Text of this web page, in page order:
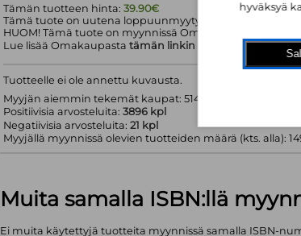
Tämän tuotteen hinta: 39.90€
Tämä tuote on uutena loppuunmyyty.
HUOM! Tämä tuote on myynnissä Omakaupassa
Lue lisää Omakaupasta tämän linkin
Tuotteelle ei ole annettu kuvausta.
Myyjän aiemmin tekemät kaupat: 5143 kpl
Positiivisia arvosteluita: 3896 kpl
Negatiivisia arvosteluita: 21 kpl
Myyjällä myynnissä olevien tuotteiden määrä (kts. alla):
Muita samalla ISBN:llä
Ei muita käytettyjä tuotteita myynnissä samalla ISBN-
hyväksyä